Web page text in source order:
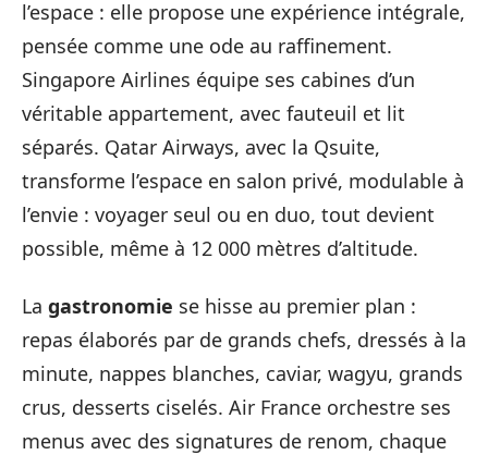
l’espace : elle propose une expérience intégrale,
pensée comme une ode au raffinement.
Singapore Airlines équipe ses cabines d’un
véritable appartement, avec fauteuil et lit
séparés. Qatar Airways, avec la Qsuite,
transforme l’espace en salon privé, modulable à
l’envie : voyager seul ou en duo, tout devient
possible, même à 12 000 mètres d’altitude.
La gastronomie se hisse au premier plan :
repas élaborés par de grands chefs, dressés à la
minute, nappes blanches, caviar, wagyu, grands
crus, desserts ciselés. Air France orchestre ses
menus avec des signatures de renom, chaque